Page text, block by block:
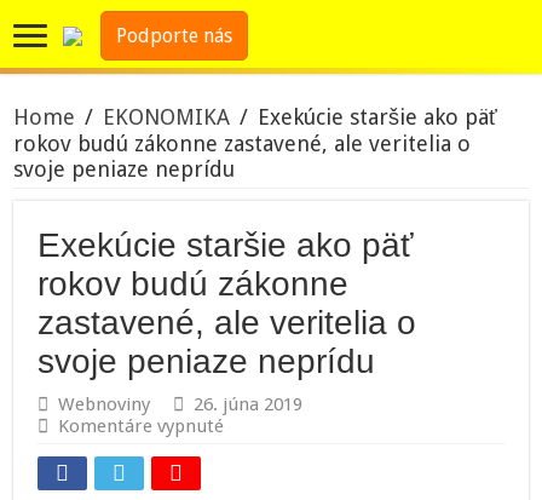
Podporte nás
Home / EKONOMIKA / Exekúcie staršie ako päť
rokov budú zákonne zastavené, ale veritelia o
svoje peniaze neprídu
Exekúcie staršie ako päť
rokov budú zákonne
zastavené, ale veritelia o
svoje peniaze neprídu
Webnoviny
26. júna 2019
Komentáre vypnuté